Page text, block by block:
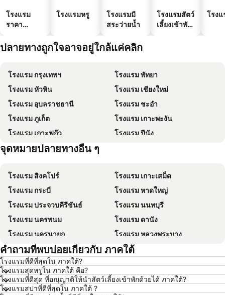
โรงแรม
ราคา
โรงแรมหรู
โรงแรมมี
สระว่ายน้ำ
โรงแรมสัตว์
เลี้ยงเข้าพัก
โรง
ปลายทางถูกใจอาจอยู่ใกล้แค่คลิก
โรงแรม กรุงเทพฯ
โรงแรม พัทยา
โรงแรม หัวหิน
โรงแรม เชียงใหม่
โรงแรม อุบลราชธานี
โรงแรม ชะอำ
โรงแรม ภูเก็ต
โรงแรม เกาะพะงัน
โรงแรม เกาะฟุก๊ว
โรงแรม ปีนัง
โรงแรม เกาะหลีเป๊ะ
จุดหมายปลายทางอื่น ๆ
โรงแรม สิงคโปร์
โรงแรม เกาะเสม็ด
โรงแรม กระบี่
โรงแรม หาดใหญ่
โรงแรม ประจวบคีรีขันธ์
โรงแรม นนทบุรี
โรงแรม นครพนม
โรงแรม ดานัง
โรงแรม นครนายก
โรงแรม หลวงพระบาง
โรงแรม เกาะล้าน
โรงแรม ซินยี่
โรงแรม ระยอง
โรงแรม สระบุรี
โรงแรม นครราชสีมา
โรงแรม หาดป่าตอง
โรงแรม อุดรธานี
คำถามที่พบบ่อยเกี่ยวกับ ภาคใต้
โรงแรมที่ดีที่สุดใน ภาคใต้?
โรงแรมสุดหรูใน ภาคใต้ คือ?
โรงแรมที่ดีสุด ที่อณุญาติให้นำสัตว์เลี้ยงเข้าพักด้วยได้ ภาคใต้?
โรงแรมสปาที่ดีที่สุดใน ภาคใต้ ?